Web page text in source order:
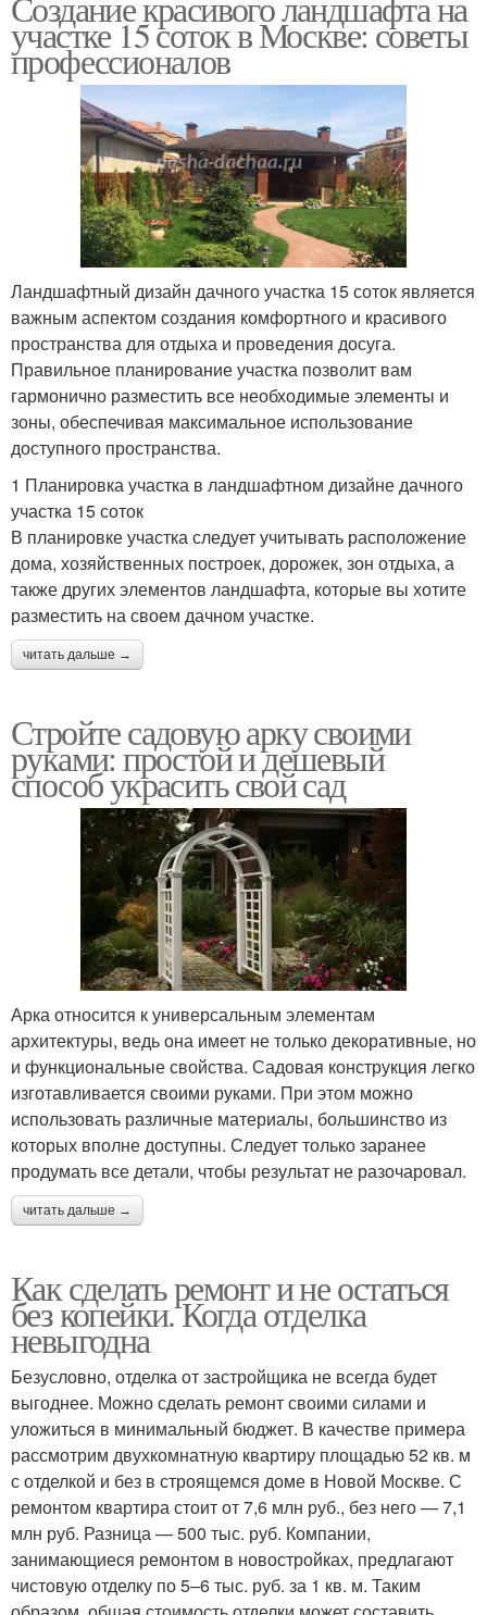
участке 15 соток в Москве: советы
профессионалов
Ландшафтный дизайн дачного участка 15 соток является
важным аспектом создания комфортного и красивого
пространства для отдыха и проведения досуга.
Правильное планирование участка позволит вам
гармонично разместить все необходимые элементы и
зоны, обеспечивая максимальное использование
доступного пространства.
1 Планировка участка в ландшафтном дизайне дачного
участка 15 соток
В планировке участка следует учитывать расположение
дома, хозяйственных построек, дорожек, зон отдыха, а
также других элементов ландшафта, которые вы хотите
разместить на своем дачном участке.
читать дальше →
Стройте садовую арку своими
руками: простой и дешевый
способ украсить свой сад
Арка относится к универсальным элементам
архитектуры, ведь она имеет не только декоративные, но
и функциональные свойства. Садовая конструкция легко
изготавливается своими руками. При этом можно
использовать различные материалы, большинство из
которых вполне доступны. Следует только заранее
продумать все детали, чтобы результат не разочаровал.
читать дальше →
Как сделать ремонт и не остаться
без копейки. Когда отделка
невыгодна
Безусловно, отделка от застройщика не всегда будет
выгоднее. Можно сделать ремонт своими силами и
уложиться в минимальный бюджет. В качестве примера
рассмотрим двухкомнатную квартиру площадью 52 кв. м
с отделкой и без в строящемся доме в Новой Москве. С
ремонтом квартира стоит от 7,6 млн руб., без него — 7,1
млн руб. Разница — 500 тыс. руб. Компании,
занимающиеся ремонтом в новостройках, предлагают
чистовую отделку по 5–6 тыс. руб. за 1 кв. м. Таким